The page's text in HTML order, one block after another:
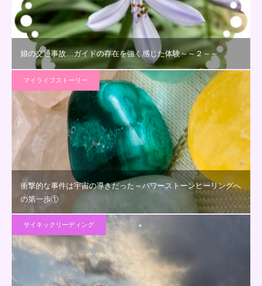
娘の交通事故…ガイドの存在を強く感じた体験～～２～～
マイライフストーリー
衝撃的な事件は宇宙の導きだった～パワーストーンヒーリングへ
の第一歩①
サイキックリーディング